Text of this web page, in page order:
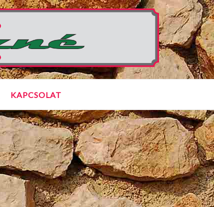
KAPCSOLAT